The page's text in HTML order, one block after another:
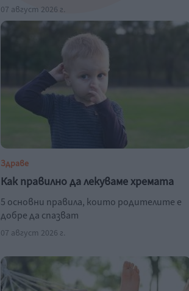
07 август 2026 г.
Здраве
Как правилно да лекуваме хремата
5 основни правила, които родителите е
добре да спазват
07 август 2026 г.